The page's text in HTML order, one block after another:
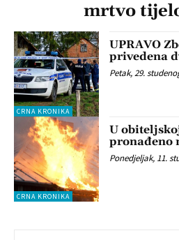
mrtvo
CRNA KRONIKA
UPRAVO
privedena
Petak, 29.
CRNA KRONIKA
U
pronađeno
Ponedjeljak, 11.